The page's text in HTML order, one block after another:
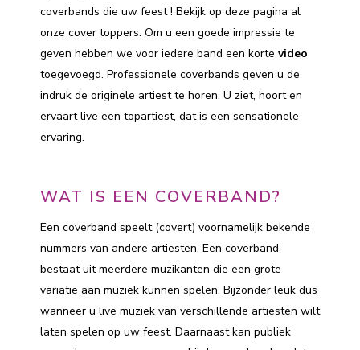
coverbands die uw feest ! Bekijk op deze pagina al
onze cover toppers. Om u een goede impressie te
geven hebben we voor iedere band een korte video
toegevoegd. Professionele coverbands geven u de
indruk de originele artiest te horen. U ziet, hoort en
ervaart live een topartiest, dat is een sensationele
ervaring.
WAT IS EEN COVERBAND?
Een coverband speelt (covert) voornamelijk bekende
nummers van andere artiesten. Een coverband
bestaat uit meerdere muzikanten die een grote
variatie aan muziek kunnen spelen. Bijzonder leuk dus
wanneer u live muziek van verschillende artiesten wilt
laten spelen op uw feest. Daarnaast kan publiek